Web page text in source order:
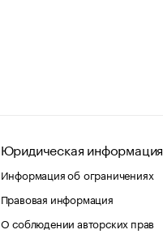
Юридическая информация
Информация об ограничениях
Правовая информация
О соблюдении авторских прав